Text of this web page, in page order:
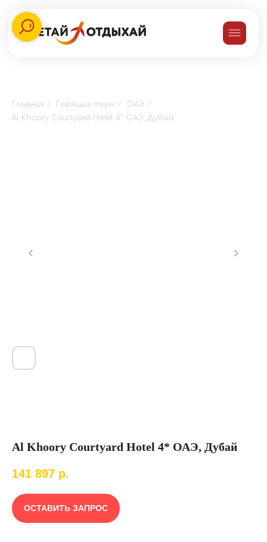
Главная / Горящие туры / ОАЭ /
Al Khoory Courtyard Hotel 4* ОАЭ, Дубай
Al Khoory Courtyard Hotel 4* ОАЭ, Дубай
141 897 р.
ОСТАВИТЬ ЗАПРОС